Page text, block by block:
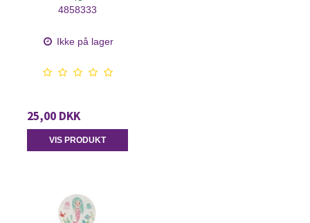
4858333
Ikke på lager
25,00 DKK
VIS PRODUKT